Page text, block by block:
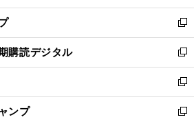
開
く
ウ
で
開
く
ン
ド
ウ
で
開
く
ウ
ィ
ン
ド
ウ
で
開
く
新
し
い
ウ
ィ
ン
ド
購読デジタル
新
し
い
ウ
ィ
新
し
い
ンプ
新